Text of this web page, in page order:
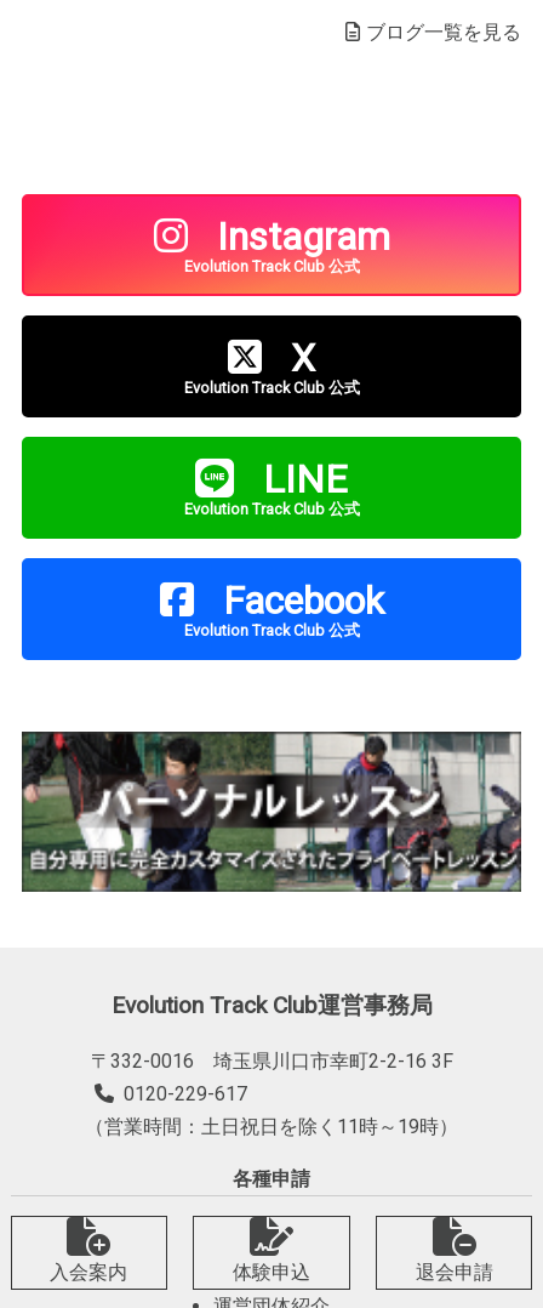
ブログ一覧を見る
Instagram
Evolution Track Club 公式
X
Evolution Track Club 公式
LINE
Evolution Track Club 公式
Facebook
Evolution Track Club 公式
Evolution Track Club運営事務局
〒332-0016 埼玉県川口市幸町2-2-16 3F
0120-229-617
（営業時間：土日祝日を除く11時～19時）
各種申請
入会案内 体験申込
退会申請